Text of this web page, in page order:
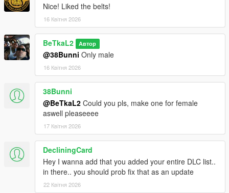
Nice! Liked the belts!
16 Квітня 2026
BeTkaL2 Автор
@38Bunni Only male
16 Квітня 2026
38Bunni
@BeTkaL2 Could you pls, make one for female
aswell pleaseeee
17 Квітня 2026
DecliningCard
Hey I wanna add that you added your entire DLC list..
in there.. you should prob fix that as an update
22 Квітня 2026